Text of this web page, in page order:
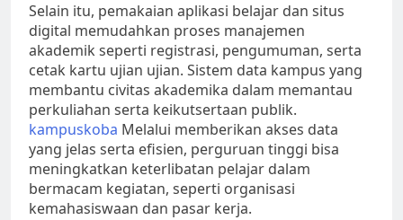
Selain itu, pemakaian aplikasi belajar dan situs
digital memudahkan proses manajemen
akademik seperti registrasi, pengumuman, serta
cetak kartu ujian ujian. Sistem data kampus yang
membantu civitas akademika dalam memantau
perkuliahan serta keikutsertaan publik.
kampuskoba Melalui memberikan akses data
yang jelas serta efisien, perguruan tinggi bisa
meningkatkan keterlibatan pelajar dalam
bermacam kegiatan, seperti organisasi
kemahasiswaan dan pasar kerja.